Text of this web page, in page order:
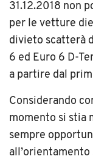
31.12.2018 non
per le vetture
divieto scatterà
6 ed Euro 6 D-
a partire dal
Considerando
momento si stia
sempre
all’orientamento